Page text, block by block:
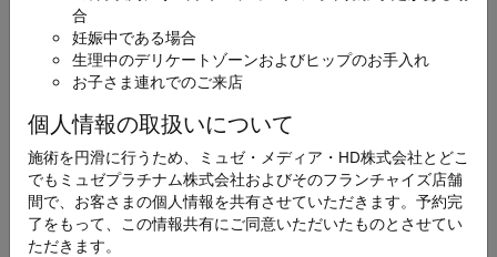
合
妊娠中である場合
生理中のデリケートゾーンおよびヒップのお手入れ
お子さま連れでのご来店
個人情報の取扱いについて
施術を円滑に行うため、ミュゼ・メディア・HD株式会社とどこ
でもミュゼプラチナム株式会社およびそのフランチャイズ店舗
間で、お客さまの個人情報を共有させていただきます。予約完
了をもって、この情報共有にご同意いただいたものとさせてい
ただきます。
必須 ふりがな
必須 メールアドレス